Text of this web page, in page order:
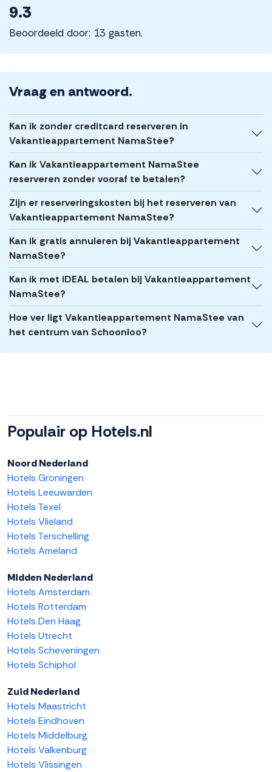
9.3
Beoordeeld door: 13 gasten.
Vraag en antwoord.
Kan ik zonder creditcard reserveren in
Vakantieappartement NamaStee?
Kan ik Vakantieappartement NamaStee
reserveren zonder vooraf te betalen?
Zijn er reserveringskosten bij het reserveren van
Vakantieappartement NamaStee?
Kan ik gratis annuleren bij Vakantieappartement
NamaStee?
Kan ik met iDEAL betalen bij Vakantieappartement
NamaStee?
Hoe ver ligt Vakantieappartement NamaStee van
het centrum van Schoonloo?
Populair op Hotels.nl
Noord Nederland
Hotels Groningen
Hotels Leeuwarden
Hotels Texel
Hotels Vlieland
Hotels Terschelling
Hotels Ameland
Midden Nederland
Hotels Amsterdam
Hotels Rotterdam
Hotels Den Haag
Hotels Utrecht
Hotels Scheveningen
Hotels Schiphol
Zuid Nederland
Hotels Maastricht
Hotels Eindhoven
Hotels Middelburg
Hotels Valkenburg
Hotels Vlissingen